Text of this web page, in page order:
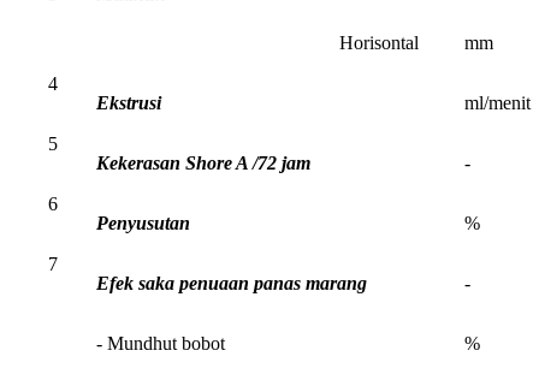
Horisontal
mm
4
Ekstrusi
ml/menit
5
Kekerasan Shore A /72 jam
-
6
Penyusutan
%
7
Efek saka penuaan panas marang
-
- Mundhut bobot %